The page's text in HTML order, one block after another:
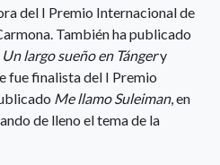
del I Premio Internacional de
También ha publicado
largo sueño en Tángery
fue finalista del I Premio
Me llamo Suleiman, en
de lleno el tema de la